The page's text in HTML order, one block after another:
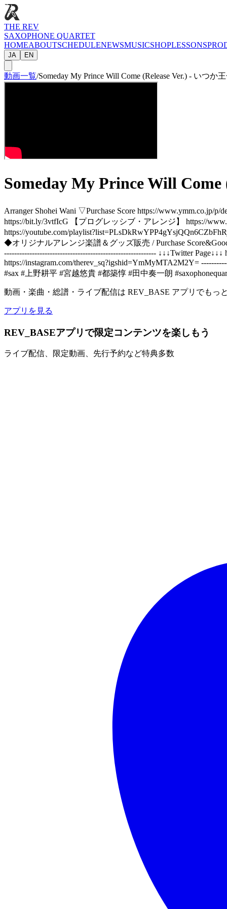
THE REV
SAXOPHONE QUARTET
HOMEABOUTSCHEDULENEWSMUSICSHOPLESSONS
JA EN
動画一覧/Someday My Prince Will Come (Release Ver.) - いつか
Someday My Prince Will
Arranger Shohei Wani ▽Purchase Score https://
https://bit.ly/3vtfIcG 【プログレッシブ・アレンジ】 https://
https://youtube.com/
◆オリジナルアレンジ楽譜＆グッズ販売 / Purchase
------------------------------------------------------------ ↓↓↓Twitter Page↓↓↓
https://instagram.com/therev_sq?igshid=YmMyMTA2M2Y=
#sax #上野耕平 #宮越悠貴 #都築惇 #田中奏一朗
動画・楽曲・総譜・ライブ配信は REV_BASE アプリでもっ
アプリを見る
REV_BASEアプリで限定コンテンツを楽しもう
ライブ配信、限定動画、先行予約など特典多数